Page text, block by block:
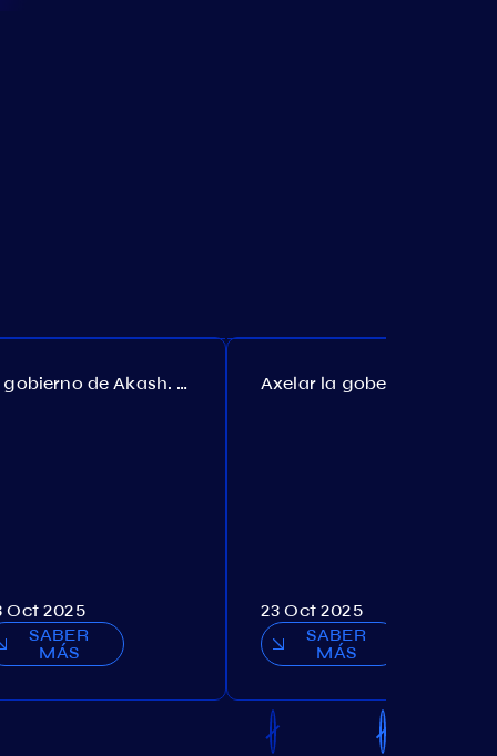
El gobierno de Akash. Propuesta №307
Oct 2025
SABER
MÁS
23 Oct 2025
SABER
MÁS